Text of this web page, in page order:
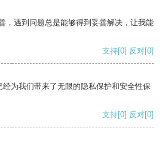
，遇到问题总是能够得到妥善解决，让我能
支持[0] 反对[0]
为我们带来了无限的隐私保护和安全性保
支持[0] 反对[0]